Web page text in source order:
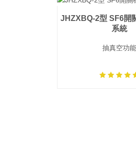
JHZXBQ-2型 SF6開
系統
抽真空功能